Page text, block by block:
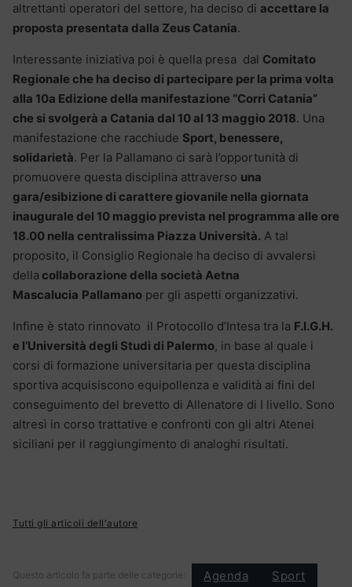
altrettanti operatori del settore, ha deciso di accettare la
proposta presentata dalla Zeus Catania.
Interessante iniziativa poi è quella presa dal Comitato
Regionale che ha deciso di partecipare per la prima volta
alla 10a Edizione della manifestazione “Corri Catania”
che si svolgerà a Catania dal 10 al 13 maggio 2018. Una
manifestazione che racchiude Sport, benessere,
solidarietà. Per la Pallamano ci sarà l’opportunità di
promuovere questa disciplina attraverso una
gara/esibizione di carattere giovanile nella giornata
inaugurale del 10 maggio prevista nel programma alle ore
18.00 nella centralissima Piazza Università. A tal
proposito, il Consiglio Regionale ha deciso di avvalersi
della collaborazione della società Aetna
Mascalucia Pallamano per gli aspetti organizzativi.
Infine è stato rinnovato il Protocollo d’Intesa tra la F.I.G.H.
e l’Università degli Studi di Palermo, in base al quale i
corsi di formazione universitaria per questa disciplina
sportiva acquisiscono equipollenza e validità ai fini del
conseguimento del brevetto di Allenatore di I livello. Sono
altresì in corso trattative e confronti con gli altri Atenei
siciliani per il raggiungimento di analoghi risultati.
Tutti gli articoli dell'autore
Questo articolo fa parte delle categorie: Agenda Sport